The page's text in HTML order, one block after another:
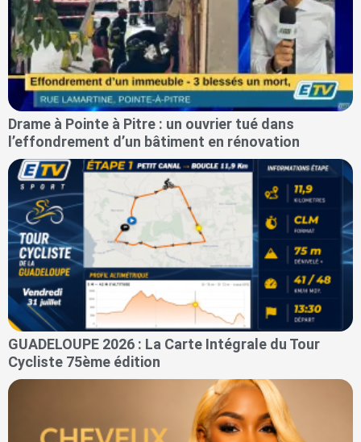
Drame à Pointe à Pitre : un ouvrier tué dans
l’effondrement d’un bâtiment en rénovation
GUADELOUPE 2026 : La Carte Intégrale du Tour
Cycliste 75ème édition